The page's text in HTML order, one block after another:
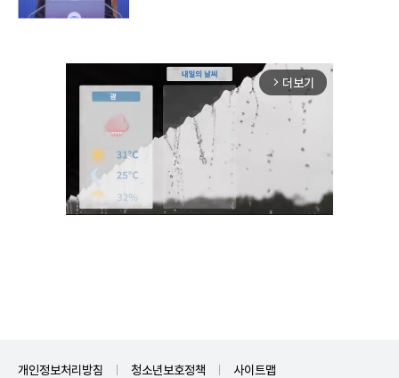
arrow_forward_ios 더보기
개인정보처리방침 청소년보호정책 사이트맵